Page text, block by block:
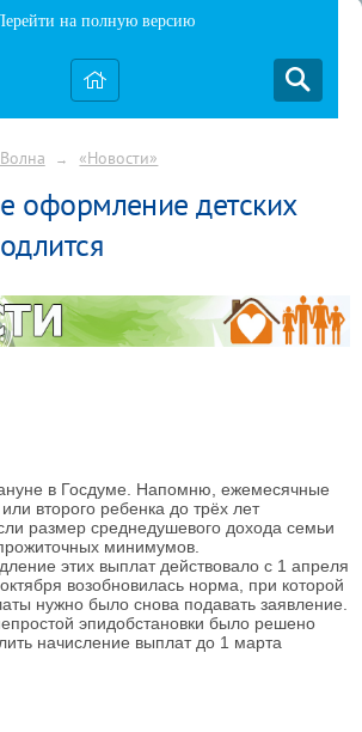
на полную версию
→ «Новости»
оформление детских
в Госдуме. Напомню, ежемесячные
второго ребенка до трёх лет
размер среднедушевого дохода семьи
минимумов.
этих выплат действовало с 1 апреля
возобновилась норма, при которой
нужно было снова подавать заявление.
эпидобстановки было решено
начисление выплат до 1 марта